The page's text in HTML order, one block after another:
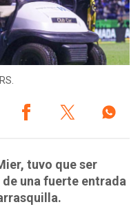
tuvo que ser
una fuerte entrada